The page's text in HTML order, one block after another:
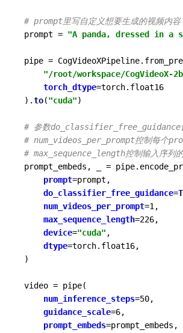
# prompt里写自定义想要生成的视频内容
prompt = "A panda, dressed in a
pipe =
"/root/workspace/CogVideoX-
torch_dtype=torch.float16
).to("cuda")
# 参数do_classifier_free_guidance设
# num_videos_per_prompt控制每个
# max_sequence_length控制输入序列
prompt_embeds, _ =
prompt=prompt,
do_classifier_free_guidance=
num_videos_per_prompt=1,
max_sequence_length=226,
device="cuda" ,
dtype=torch.float16,
)
video = pipe(
num_inference_steps=50,
guidance_scale=6,
prompt_embeds=prompt_embeds,